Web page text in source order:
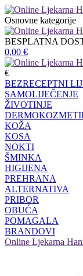
Osnovne kategorije
BESPLATNA
0,00 €
€
BEZRECEPTNI
SAMOLIJEČENJE
ŽIVOTINJE
KOŽA
KOSA
NOKTI
ŠMINKA
HIGIJENA
PREHRANA
ALTERNATIVA
PRIBOR
OBUĆA
POMAGALA
BRANDOVI
Online Ljekarna